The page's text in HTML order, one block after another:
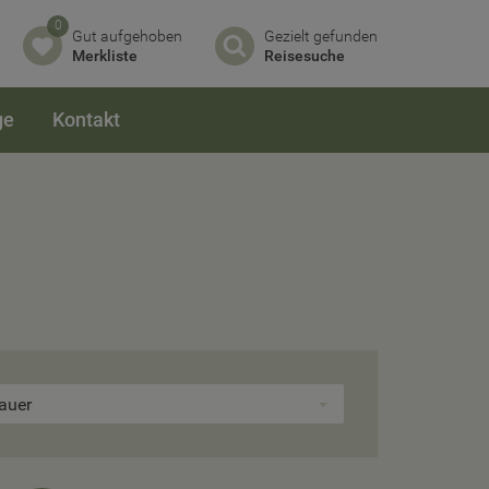
0
Gut aufgehoben
Merkliste
Gezielt gefunden
Reisesuche
Kontakt